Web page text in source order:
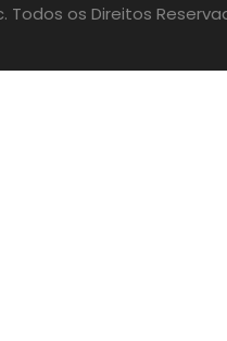
Todos os Direitos